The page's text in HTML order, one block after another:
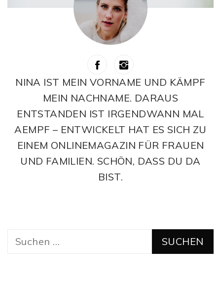
NINA IST MEIN VORNAME UND KÄMPF
MEIN NACHNAME. DARAUS
ENTSTANDEN IST IRGENDWANN MAL
AEMPF – ENTWICKELT HAT ES SICH ZU
EINEM ONLINEMAGAZIN FÜR FRAUEN
UND FAMILIEN. SCHÖN, DASS DU DA
BIST.
Suchen